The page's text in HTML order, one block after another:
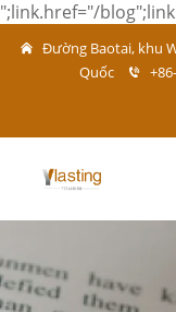
";link.href="/
Đường Baotai, khu
Quốc